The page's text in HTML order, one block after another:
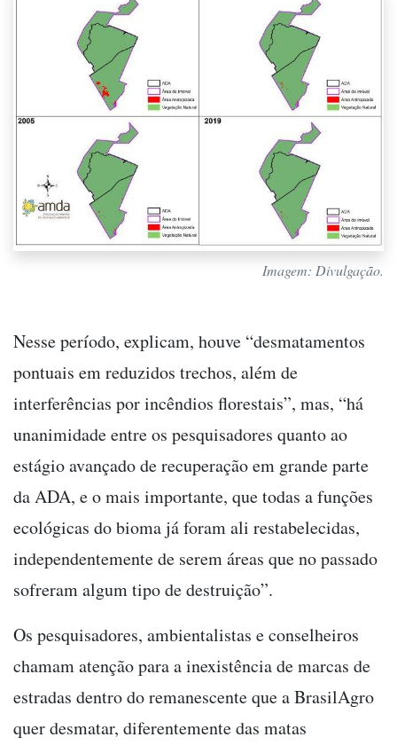
Imagem: Divulgação.
Nesse período, explicam, houve “desmatamentos
pontuais em reduzidos trechos, além de
interferências por incêndios florestais”, mas, “há
unanimidade entre os pesquisadores quanto ao
estágio avançado de recuperação em grande parte
da ADA, e o mais importante, que todas a funções
ecológicas do bioma já foram ali restabelecidas,
independentemente de serem áreas que no passado
sofreram algum tipo de destruição”.
Os pesquisadores, ambientalistas e conselheiros
chamam atenção para a inexistência de marcas de
estradas dentro do remanescente que a BrasilAgro
quer desmatar, diferentemente das matas